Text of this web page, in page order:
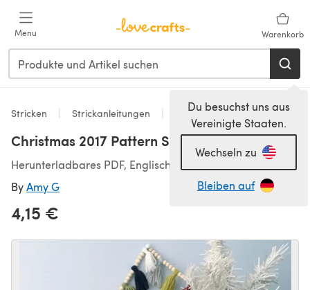
Menu Warenkorb
Du besuchst uns aus
Vereinigte Staaten.
Wechseln zu
Bleiben auf
Stricken Strickanleitungen Dekoration
Christmas 2017 Pattern Set
Herunterladbares PDF, Englisch
ByAmy G
4,15 €